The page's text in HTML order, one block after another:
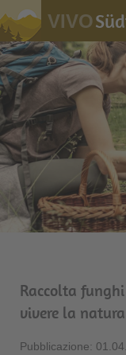
VIVO
Raccolta
vivere la
Pubblicazione: